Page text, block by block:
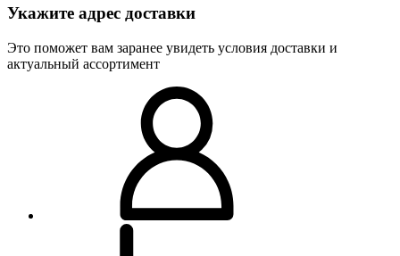
Укажите адрес доставки
Это поможет вам заранее увидеть условия доставки и
актуальный ассортимент